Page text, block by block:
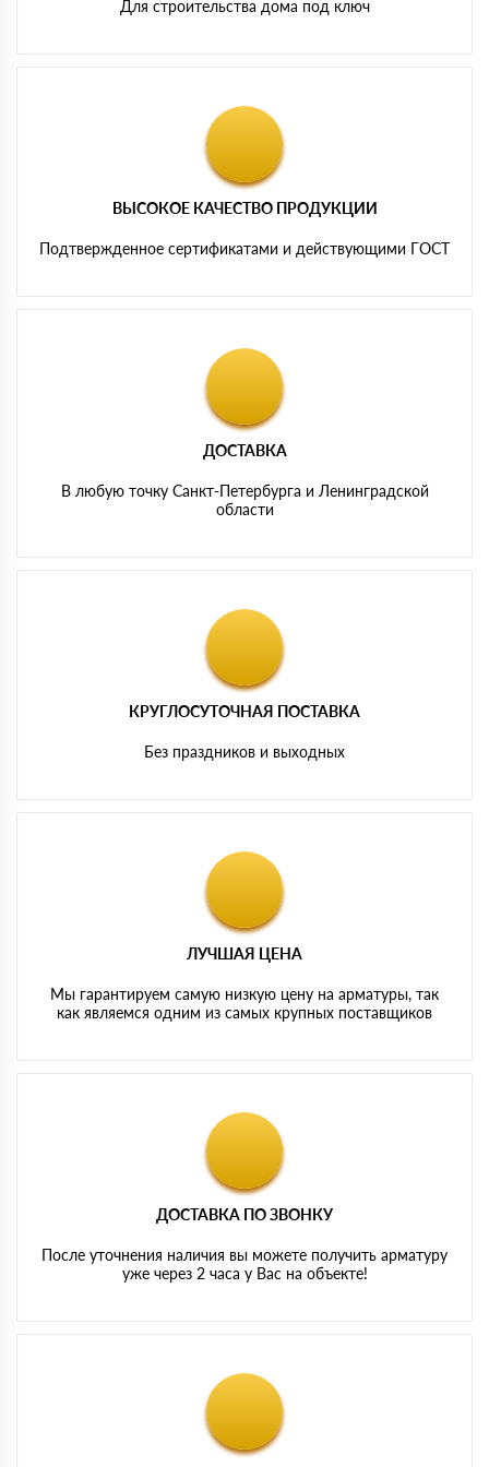
Для строительства дома под ключ
ВЫСОКОЕ КАЧЕСТВО ПРОДУКЦИИ
Подтвержденное сертификатами и действующими ГОСТ
ДОСТАВКА
В любую точку Санкт-Петербурга и Ленинградской
области
КРУГЛОСУТОЧНАЯ ПОСТАВКА
Без праздников и выходных
ЛУЧШАЯ ЦЕНА
Мы гарантируем самую низкую цену на арматуры, так
как являемся одним из самых крупных поставщиков
ДОСТАВКА ПО ЗВОНКУ
После уточнения наличия вы можете получить арматуру
уже через 2 часа у Вас на объекте!